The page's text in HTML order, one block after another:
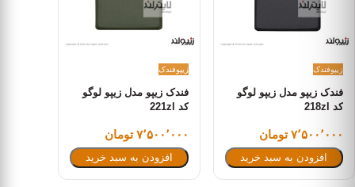
زیپوفندک
فندک زیپو مدل زیپو لوگو
کد 218zl
۷٬۵۰۰٬۰۰۰ تومان
افزودن به سبد خرید
زیپوفندک
فندک زیپو مدل زیپو لوگو
کد 221zl
۷٬۵۰۰٬۰۰۰ تومان
افزودن به سبد خرید